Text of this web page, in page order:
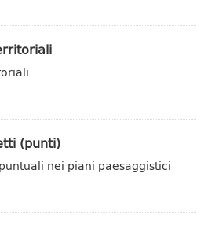
(punti)
nei piani paesaggistici